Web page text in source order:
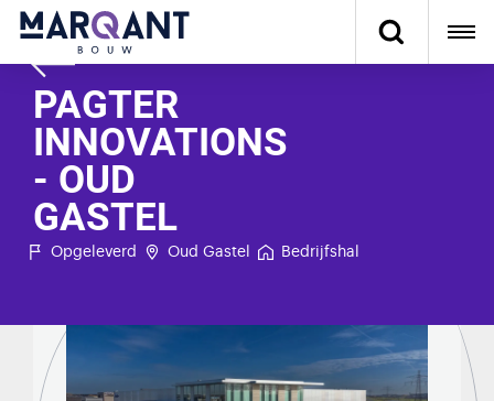
PAGTER
INNOVATIONS
- OUD
GASTEL
Opgeleverd Oud Gastel Bedrijfshal